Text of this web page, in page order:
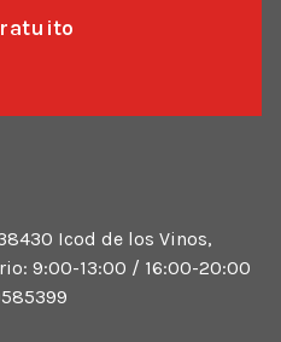
Icod de los Vinos,
9:00-13:00 / 16:00-20:00